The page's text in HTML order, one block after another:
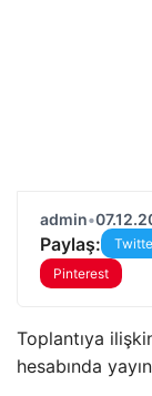
admin•
Paylaş:
Pinterest
Toplantıya
hesabında